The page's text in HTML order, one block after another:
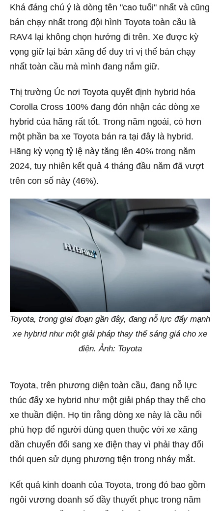
Khá đáng chú ý là dòng tên "cao tuổi" nhất và cũng
bán chạy nhất trong đội hình Toyota toàn cầu là
RAV4 lại không chọn hướng đi trên. Xe được kỳ
vọng giữ lại bản xăng để duy trì vị thế bán chạy
nhất toàn cầu mà mình đang nắm giữ.
Thị trường Úc nơi Toyota quyết định hybrid hóa
Corolla Cross 100% đang đón nhận các dòng xe
hybrid của hãng rất tốt. Trong năm ngoái, có hơn
một phần ba xe Toyota bán ra tại đây là hybrid.
Hãng kỳ vọng tỷ lệ này tăng lên 40% trong năm
2024, tuy nhiên kết quả 4 tháng đầu năm đã vượt
trên con số này (46%).
Toyota, trong giai đoạn gần đây, đang nỗ lực đẩy mạnh
xe hybrid như một giải pháp thay thế sáng giá cho xe
điện. Ảnh: Toyota
Toyota, trên phương diện toàn cầu, đang nỗ lực
thúc đẩy xe hybrid như một giải pháp thay thế cho
xe thuần điện. Họ tin rằng dòng xe này là cầu nối
phù hợp để người dùng quen thuộc với xe xăng
dần chuyển đổi sang xe điện thay vì phải thay đổi
thói quen sử dụng phương tiện trong nháy mắt.
Kết quả kinh doanh của Toyota, trong đó bao gồm
ngôi vương doanh số đầy thuyết phục trong năm